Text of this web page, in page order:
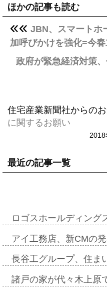
ほかの記事も読む
JBN、スマートホ
加呼びかけを強化=今
政府が緊急経済対策
住宅産業新聞社からのお
に関するお願い
最近の記事一覧
ロゴスホールディン
アイ工務店、新CMの
長谷工グループ、住ま
諸戸の家が代々木上原